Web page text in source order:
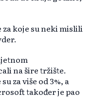
koje su neki mislili
na šire tržište.
za više od 3%, a
također je pao